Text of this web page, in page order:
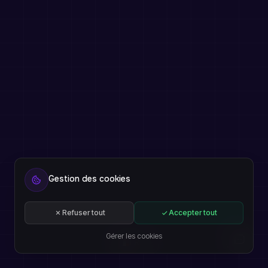
FR
Gestion des cookies
Refuser tout Accepter tout
Gérer les cookies